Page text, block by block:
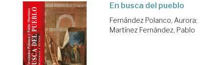
En busca del pueblo
Fernández Polanco, Aurora;
Martínez Fernández, Pablo